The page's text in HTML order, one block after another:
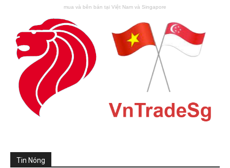
mua và bên bán tại Việt Nam và Singapore
Tin Nóng